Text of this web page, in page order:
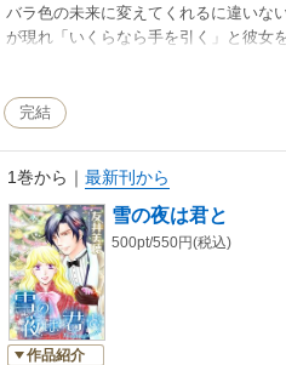
バラ色の未来に変えてくれるに違いな
が現れ「いくらなら手を引く」と彼女
関係というゴシップ記事を鵜呑みに
の甘い口づけはきっと罠に違いない──。
完結
1巻から ｜ 最新刊から
作品紹介
雪の夜は君と
500pt/550円(税込)